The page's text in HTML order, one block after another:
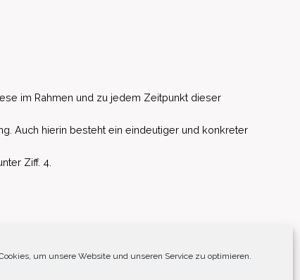
um unsere Website und unseren Service zu optimieren.
im Rahmen und zu jedem Zeitpunkt dieser
Auch hierin besteht ein eindeutiger und konkreter
Ziff. 4.